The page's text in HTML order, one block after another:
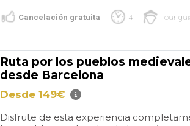
Cancelación gratuita 4 Tour
Ruta por los pueblos
desde Barcelona
Desde 149€
Disfrute de esta experiencia